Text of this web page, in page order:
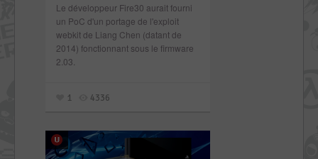
Le développeur Fire30 aurait fourni
un PoC d'un portage de l'exploit
webkit de Liang Chen (datant de
2014) fonctionnant sous le firmware
2.03.
1 4336